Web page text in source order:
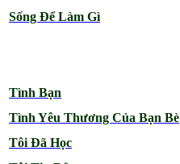
Sống Để Làm Gì
Tình Bạn
Tình Yêu Thương Của Bạn Bè
Tôi Đã Học